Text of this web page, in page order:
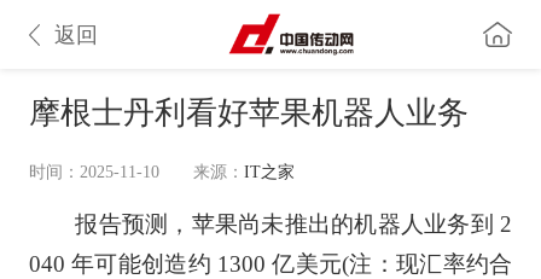
返回
摩根士丹利看好苹果机器人业务
时间：2025-11-10 来源： IT之家
报告预测，苹果尚未推出的机器人业务到 2
040 年可能创造约 1300 亿美元(注：现汇率约合